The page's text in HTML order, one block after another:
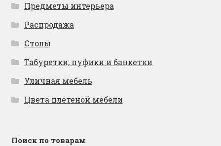
Предметы интерьера
Распродажа
Столы
Табуретки, пуфики и банкетки
Уличная мебель
Цвета плетеной мебели
Поиск по товарам